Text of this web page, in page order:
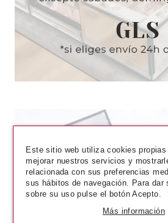
HERMES
HERMES UN JARDIN
LAGUNE EDT 100
Pvr 123.00€ desde
Este sitio web utiliza cookies
mejorar nuestros servicios y
relacionada con sus preferencias
sus hábitos de navegación. Para dar
sobre su uso pulse el botón Acepto.
Más información